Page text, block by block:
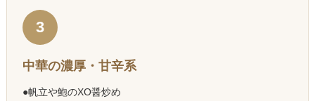
3
中華の濃厚・甘辛系
●帆立や鮑のXO醤炒め